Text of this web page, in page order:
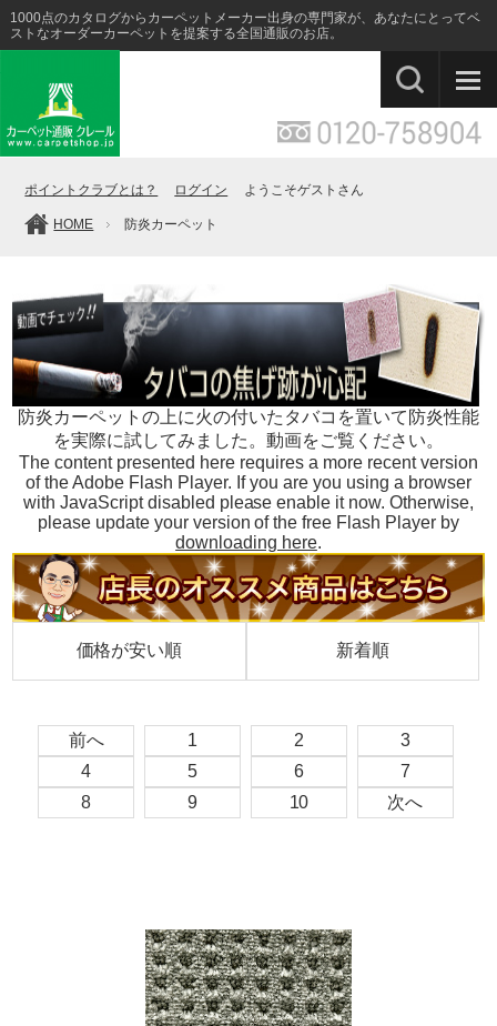
1000点のカタログからカーペットメーカー出身の専門家が、あなたにとってベ
ストなオーダーカーペットを提案する全国通販のお店。
ポイントクラブとは？ ログイン ようこそゲストさん
HOME 防炎カーペット
防炎カーペットの上に火の付いたタバコを置いて防炎性能
を実際に試してみました。動画をご覧ください。
The content presented here requires a more recent version
of the Adobe Flash Player. If you are you using a browser
with JavaScript disabled please enable it now. Otherwise,
please update your version of the free Flash Player by
downloading here.
価格が安い順 新着順
前へ 1 2
3
4
5 6
7
8
9 10 次へ